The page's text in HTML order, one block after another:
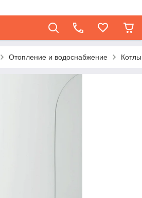
Отопление и водоснабжение Котлы